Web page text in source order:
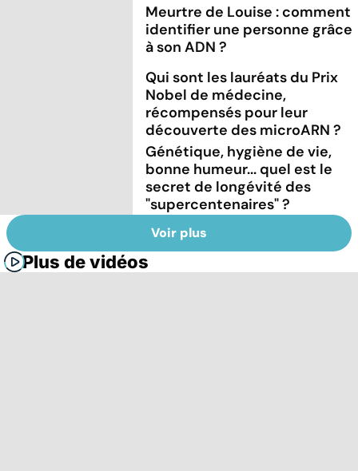
Meurtre de Louise : comment
identifier une personne grâce
à son ADN ?
Qui sont les lauréats du Prix
Nobel de médecine,
récompensés pour leur
découverte des microARN ?
Génétique, hygiène de vie,
bonne humeur... quel est le
secret de longévité des
"supercentenaires" ?
Voir plus
Plus de vidéos